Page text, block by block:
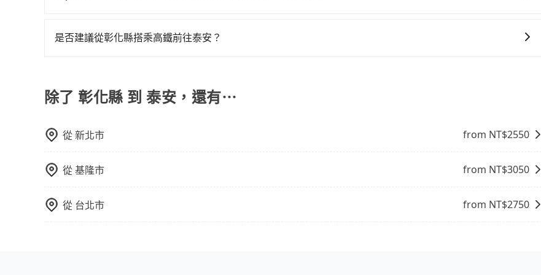
的台灣大車隊、大都會、LINE Taxi、Uber，機場接送則有肯驛、全鋒、格上租車、和運租車，包車旅遊則是
是否建議從彰化縣搭乘高鐵前往泰安？
最靠近的台中高鐵站，叫一輛計程車花費約300元、車程約25分鐘。抵達高鐵站後，步行進站、現場購票並於月
台排隊的時間約20分鐘，再乘坐17~19分鐘（平均18分）的高鐵從台中站前往苗栗高鐵站，每人票價270元，再
地。全程加上轉車時間共1小時43分鐘，假設4位同行，高鐵加轉乘之平均每人花費為570元。不過彰化縣領有合
30倍。縱使幸運攔到一輛小黃了，彰化縣少部分小黃司機不按表收費，看乘客是外地人便漫天喊價或恣意繞路。
但如果全程使用tripool並到府專車接送，則每人平均花費約520元，費時3小時18分鐘。長距離移動確實搭乘高
鐵可以比坐車快，但卻要額外支出約200元的交通費，所以對於不是這麼趕時間的人來說，預約tripool還是比較
划算的。如果你是三人以下要乘車，也可參考tripool的拼車共乘服務，最多可再節省50%的交通費用。
除了 彰化縣 到 泰安，還有⋯
從新北市 from NT$2550
從基隆市 from NT$3050
從 台北市 from NT$2750